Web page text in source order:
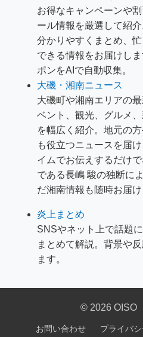
お得なキャンペーンや
ール情報を厳選して紹
分かりやすくまとめ、
できる情報をお届けし
ポンをAIで自動収集。
大磯・湘南ニュース
大磯町や湘南エリアの
ベント、観光、グルメ
を幅広く紹介。地元の
も役立つニュースを届
イムでお伝えするだけ
である長嶋 駿の独断に
だ湘南情報も随時お届け
炎上まとめ
SNSやネット上で話題
まとめて解説。背景や
ます。
© 2026 OISO
お問い合わせ プライバ